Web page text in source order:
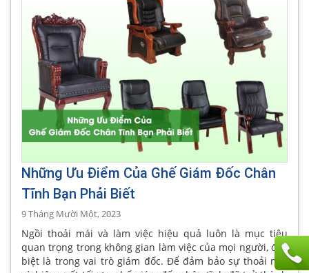
Những Ưu Điểm Của Ghế Giám Đốc Chân
Tĩnh Bạn Phải Biết
9 Tháng Mười Một, 2023
Ngồi thoải mái và làm việc hiệu quả luôn là mục tiêu
quan trọng trong không gian làm việc của mọi người, đặc
biệt là trong vai trò giám đốc. Để đảm bảo sự thoải mái